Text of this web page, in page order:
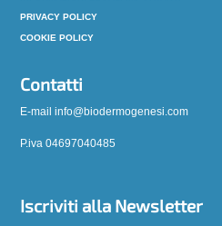
PRIVACY POLICY
COOKIE POLICY
Contatti
E-mail info@biodermogenesi.com
P.iva 04697040485
Iscriviti alla Newsletter